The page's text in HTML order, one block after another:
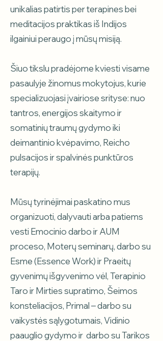
unikalias patirtis per terapines bei
meditacijos praktikas iš Indijos
ilgainiui peraugo į mūsų misiją.
Šiuo tikslu pradėjome kviesti visame
pasaulyje žinomus mokytojus, kurie
specializuojasi įvairiose srityse: nuo
tantros, energijos skaitymo ir
somatinių traumų gydymo iki
deimantinio kvėpavimo, Reicho
pulsacijos ir spalvinės punktūros
terapijų.
Mūsų tyrinėjimai paskatino mus
organizuoti, dalyvauti arba patiems
vesti Emocinio darbo ir AUM
proceso, Moterų seminarų, darbo su
Esme (Essence Work) ir Praeitų
gyvenimų išgyvenimo vėl, Terapinio
Taro ir Mirties supratimo, Šeimos
konsteliacijos, Primal – darbo su
vaikystės sąlygotumais, Vidinio
paauglio gydymo ir darbo su Tarikos